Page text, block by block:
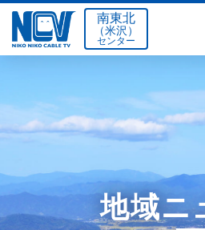
南東北センター（福島
函館センター
新潟センター
単品料金
お得なセットプラン
料金シミュレーション
南東北
（米沢）
センター
地域ニ